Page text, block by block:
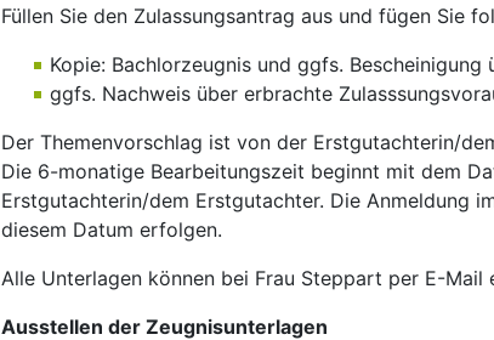
Füllen Sie den Zulassungsantrag aus und fügen Sie
Kopie: Bachlorzeugnis und ggfs.
ggfs. Nachweis über erbrachte
Der Themenvorschlag ist von der Erstgutachterin/
Die 6-monatige Bearbeitungszeit beginnt mit dem
Erstgutachterin/dem Erstgutachter. Die Anmeldung
diesem Datum erfolgen.
Alle Unterlagen können bei Frau Steppart per E-Mail
Ausstellen der Zeugnisunterlagen